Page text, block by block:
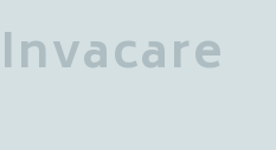
Invacare